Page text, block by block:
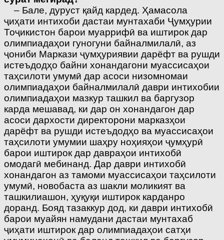
– Бале, дуруст қайд кардед. Ҳамасола
ҷиҳати интихоби дастаи мунтахаби Ҷумҳурии
Тоҷикистон барои муаррифӣ ва иштирок дар
олимпиадаҳои гуногуни байналмилалӣ, аз
ҷониби Маркази ҷумҳуриявии дарёфт ва рушди
истеъдодҳо байни хонандагони муассисаҳои
таҳсилоти умумӣ дар асоси низомномаи
олимпиадаҳои байналмилалӣ даври интихобии
олимпиадаҳои мазкур ташкил ва баргузор
карда мешавад, ки дар он хонандагон дар
асоси дархости директорони марказҳои
дарёфт ва рушди истеъдодҳо ва муассисаҳои
таҳсилоти умумии шаҳру ноҳияҳои ҷумҳурӣ
барои иштирок дар давраҳои интихобӣ
омодагӣ мебинанд. Дар даври интихобӣ
хонандагон аз тамоми муассисаҳои таҳсилоти
умумӣ, новобаста аз шакли моликият ва
ташкилиашон, ҳуқуқи иштирок карданро
доранд. Бояд тазаккур дод, ки даври интихобӣ
барои муайян намудани дастаи мунтахаб
ҷиҳати иштирок дар олимпиадаҳои сатҳи